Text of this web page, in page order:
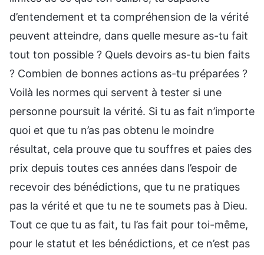
d’entendement et ta compréhension de la vérité
peuvent atteindre, dans quelle mesure as-tu fait
tout ton possible ? Quels devoirs as-tu bien faits
? Combien de bonnes actions as-tu préparées ?
Voilà les normes qui servent à tester si une
personne poursuit la vérité. Si tu as fait n’importe
quoi et que tu n’as pas obtenu le moindre
résultat, cela prouve que tu souffres et paies des
prix depuis toutes ces années dans l’espoir de
recevoir des bénédictions, que tu ne pratiques
pas la vérité et que tu ne te soumets pas à Dieu.
Tout ce que tu as fait, tu l’as fait pour toi-même,
pour le statut et les bénédictions, et ce n’est pas